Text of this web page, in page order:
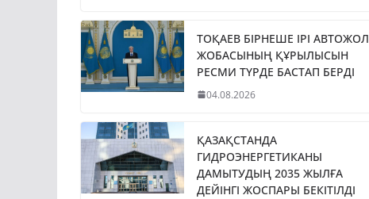
ТОҚАЕВ БІРНЕШЕ ІРІ АВТОЖОЛ
ЖОБАСЫНЫҢ ҚҰРЫЛЫСЫН
РЕСМИ ТҮРДЕ БАСТАП БЕРДІ
04.08.2026
ҚАЗАҚСТАНДА
ГИДРОЭНЕРГЕТИКАНЫ
ДАМЫТУДЫҢ 2035 ЖЫЛҒА
ДЕЙІНГІ ЖОСПАРЫ БЕКІТІЛДІ